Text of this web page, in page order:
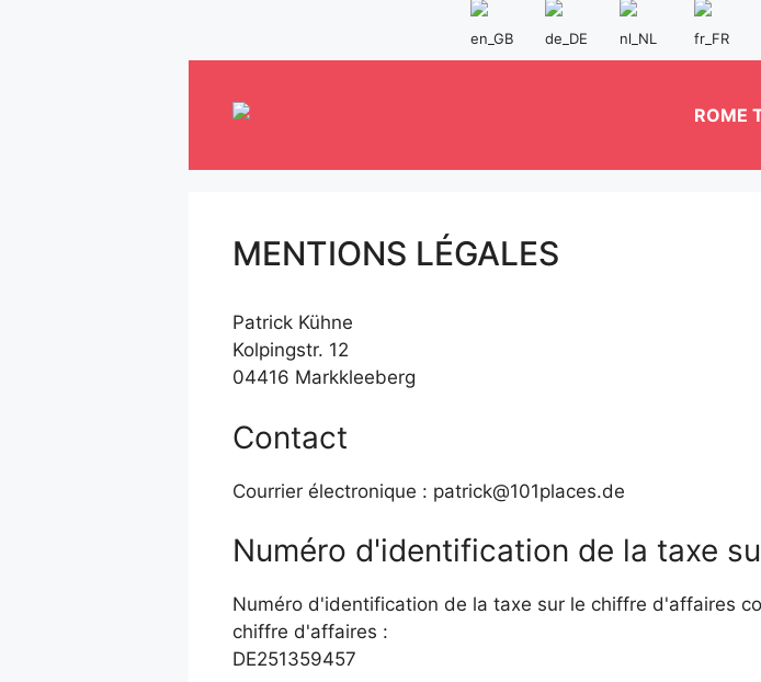
ROME
MENTIONS LÉGALES
Patrick Kühne
Kolpingstr. 12
04416 Markkleeberg
Contact
Courrier électronique : patrick@101places.de
Numéro d'identification de la taxe
Numéro d'identification de la taxe sur le chiffre d'affaires
chiffre d'affaires :
DE251359457